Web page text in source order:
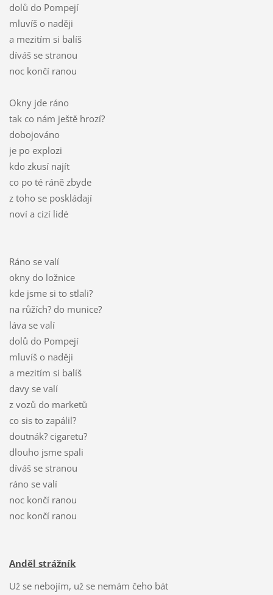
dolů do Pompejí
mluvíš o naději
a mezitím si balíš
díváš se stranou
noc končí ranou
Okny jde ráno
tak co nám ještě hrozí?
dobojováno
je po explozi
kdo zkusí najít
co po té ráně zbyde
z toho se poskládají
noví a cizí lidé
Ráno se valí
okny do ložnice
kde jsme si to stlali?
na růžích? do munice?
láva se valí
dolů do Pompejí
mluvíš o naději
a mezitím si balíš
davy se valí
z vozů do marketů
co sis to zapálil?
doutnák? cigaretu?
dlouho jsme spali
díváš se stranou
ráno se valí
noc končí ranou
noc končí ranou
Anděl strážník
Už se nebojím, už se nemám čeho bát